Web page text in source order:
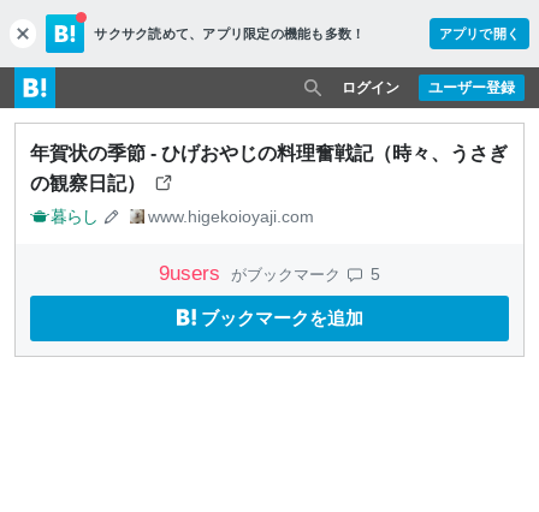
c
l
o
s
e
サクサク読めて、 アプリ限定の機能も多数！ アプリで開く
ユーザー登録
ログイン
年賀状の季節 - ひげおやじの料理奮戦記（時々、うさぎ
の観察日記）
暮らし www.higekoioyaji.com
9users がブックマーク 5
ブックマークを追加